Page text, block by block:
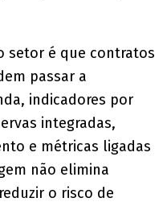
setor é que contratos
passar a
indicadores por
integradas,
e métricas ligadas
não elimina
o risco de